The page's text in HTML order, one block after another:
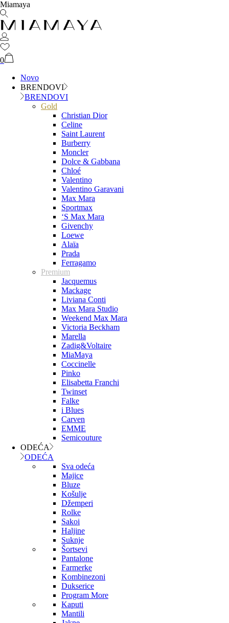
Miamaya
0
Novo
BRENDOVI
BRENDOVI
Gold
Christian Dior
Celine
Saint Laurent
Burberry
Moncler
Dolce & Gabbana
Chloé
Valentino
Valentino Garavani
Max Mara
Sportmax
‘S Max Mara
Givenchy
Loewe
Alaïa
Prada
Ferragamo
Premium
Jacquemus
Mackage
Liviana Conti
Max Mara Studio
Weekend Max Mara
Victoria Beckham
Marella
Zadig&Voltaire
MiaMaya
Coccinelle
Pinko
Elisabetta Franchi
Twinset
Falke
i Blues
Carven
EMME
Semicouture
ODEĆA
ODEĆA
Sva odeća
Majice
Bluze
Košulje
Džemperi
Rolke
Sakoi
Haljine
Suknje
Šortsevi
Pantalone
Farmerke
Kombinezoni
Dukserice
Program More
Kaputi
Mantili